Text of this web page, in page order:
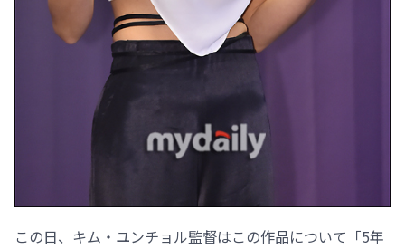
この日、キム・ユンチョル監督はこの作品について「5年